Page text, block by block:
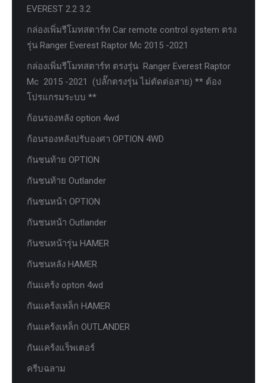
EVEREST 2.2 3.2
กล่องเพิ่มรีโมทสตาร์ท Car remote control system ตรง
รุ่น Ranger Everest Raptor Mc 2015 -2021
กล่องเพิ่มรีโมทสตาร์ท ตรงรุ่น Ranger Everest Raptor
Mc 2015 -2021 (ปลั๊กตรงรุ่น ไม่ตัดต่อสาย) ** ต้อง
โปรแกรมระบบ **
ก้อนรองหลัง option 4wd
ก้อนรองหลังปรับองศา OPTION 4WD
กันชนท้าย OPTION
กันชนท้าย Outlander
กันชนหน้า OPTION
กันชนหน้า Outlander
กันชนหน้ารุ่น HAMER
กันชนหลัง HAMER
กันแคร้ง opton 4wd
กันแคร้งเหล็ก HAMER
กันแคร้งเหล็ก OUTLANDER
กันแคร้งแร็พเตอร์
ครีบฉลาม